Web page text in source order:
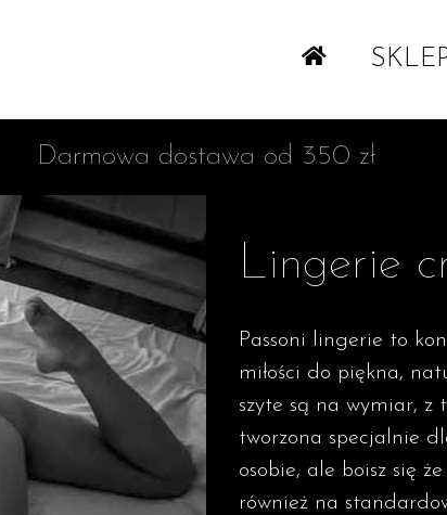
Darmowa dostawa od 350 zł
Lingerie
Passoni lingerie to
miłości do piękna,
szyte są na wymiar, z
tworzona specjalnie
osobie, ale boisz się
również na